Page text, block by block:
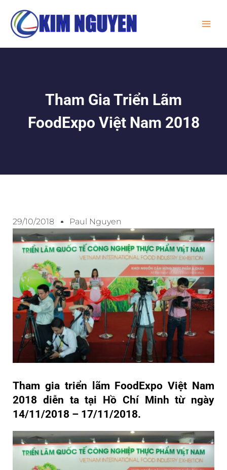
content
Tham Gia Triển Lãm
FoodExpo Việt Nam 2018
29/10/2018 Paul Nguyen
Tham gia triển lãm FoodExpo Việt Nam
2018 diễn ta tại Hồ Chí Minh từ ngày
14/11/2018 – 17/11/2018.